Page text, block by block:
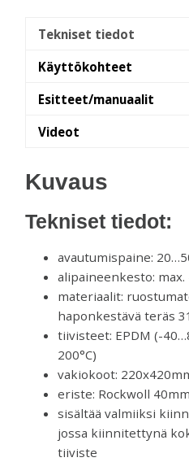
Tekniset tiedot
Käyttökohteet
Esitteet/manuaalit
Videot
Kuvaus
Tekniset tiedot:
avautumispaine:
alipaineenkesto:
materiaalit:
haponkestävä teräs
tiivisteet: EPDM (-
200°C)
vakiokoot:
eriste: Rockwoll
sisältää valmiiksi
jossa kiinnitettynä
tiiviste